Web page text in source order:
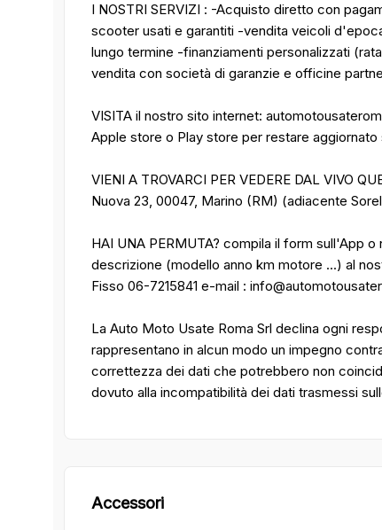
I NOSTRI SERVIZI : -Acquisto diretto con
scooter usati e garantiti -vendita veicoli
lungo termine -finanziamenti personalizzati
vendita con società di garanzie e officine
VISITA il nostro sito internet:
Apple store o Play store per restare aggiornato
VIENI A TROVARCI PER VEDERE DAL VIVO
Nuova 23, 00047, Marino (RM) (adiacente
HAI UNA PERMUTA? compila il form sull'App
descrizione (modello anno km motore ...) al
Fisso 06-7215841 e-mail :
La Auto Moto Usate Roma Srl declina ogni
rappresentano in alcun modo un impegno
correttezza dei dati che potrebbero non
dovuto alla incompatibilità dei dati trasmessi
Accessori